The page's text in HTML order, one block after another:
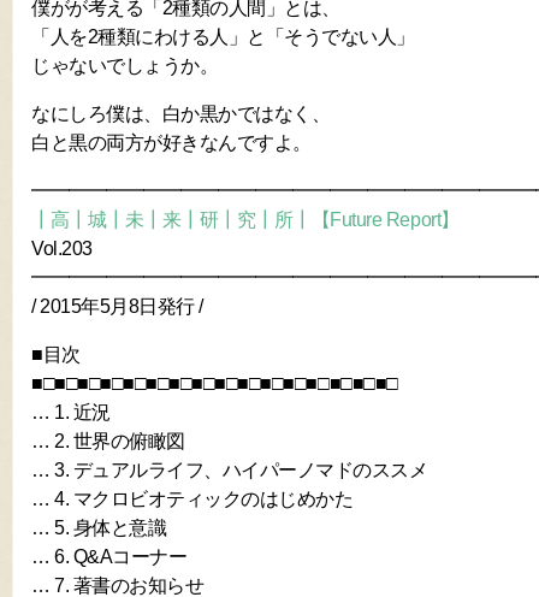
僕がが考える「2種類の人間」とは、
「人を2種類にわける人」と「そうでない人」
じゃないでしょうか。
なにしろ僕は、白か黒かではなく、
白と黒の両方が好きなんですよ。
┃高┃城┃未┃来┃研┃究┃所┃【Future Report】
Vol.203
/ 2015年5月8日発行 /
■目次
■□■□■□■□■□■□■□■□■□■□■□■□■□■□■□■□
… 1. 近況
… 2. 世界の俯瞰図
… 3. デュアルライフ、ハイパーノマドのススメ
… 4. マクロビオティックのはじめかた
… 5. 身体と意識
… 6. Q&Aコーナー
… 7. 著書のお知らせ